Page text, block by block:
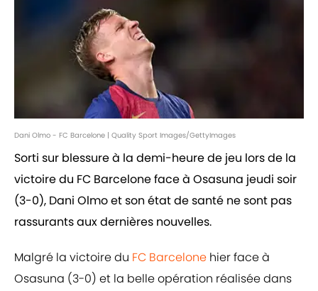
Dani Olmo - FC Barcelone | Quality Sport Images/GettyImages
Sorti sur blessure à la demi-heure de jeu lors de la
victoire du FC Barcelone face à Osasuna jeudi soir
(3-0), Dani Olmo et son état de santé ne sont pas
rassurants aux dernières nouvelles.
Malgré la victoire du FC Barcelone hier face à
Osasuna (3-0) et la belle opération réalisée dans